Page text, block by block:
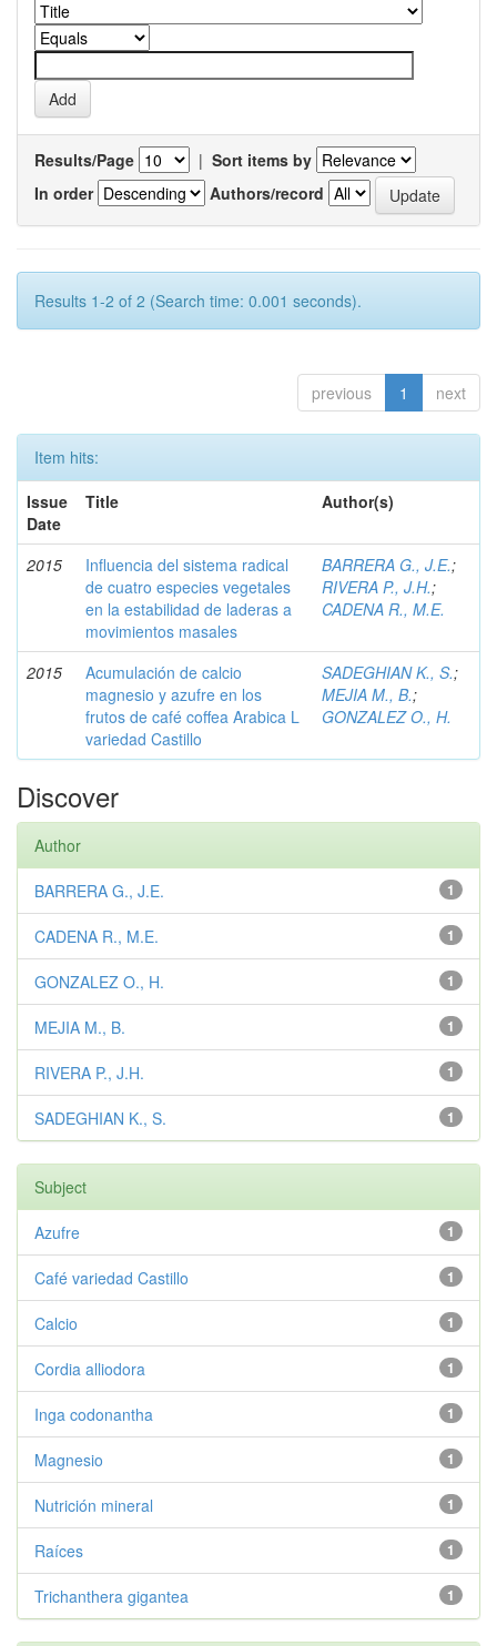
Results/Page | Sort items by
In order
Authors/record
Results 1-2 of 2 (Search time: 0.001 seconds).
previous 1 next
Item hits:
Issue
Date
Title Author(s)
2015
Influencia del sistema radical
de cuatro especies vegetales
en la estabilidad de laderas a
movimientos masales
BARRERA G., J.E.;
RIVERA P., J.H.;
CADENA R., M.E.
2015
Acumulación de calcio
magnesio y azufre en los
frutos de café coffea Arabica L
variedad Castillo
SADEGHIAN K., S.;
MEJIA M., B.;
GONZALEZ O., H.
Discover
Author
1
BARRERA G., J.E.
1
CADENA R., M.E.
1
GONZALEZ O., H.
1
MEJIA M., B.
1
RIVERA P., J.H.
1
SADEGHIAN K., S.
Subject
1
Azufre
1
Café variedad Castillo
1
Calcio
1
Cordia alliodora
1
Inga codonantha
1
Magnesio
1
Nutrición mineral
1
Raíces
1
Trichanthera gigantea